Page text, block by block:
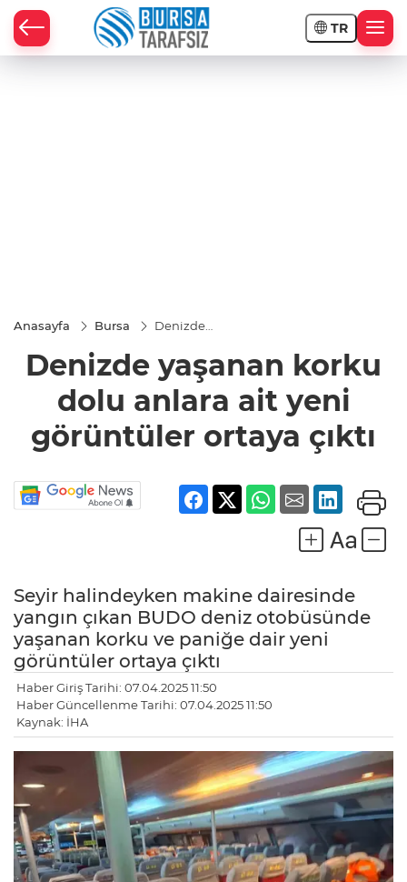
TR
Anasayfa Bursa
Denizde
anlara ait
yeni
görüntüler
ortaya
çıktı
Denizde yaşanan korku
dolu anlara ait yeni
görüntüler ortaya çıktı
Seyir halindeyken makine dairesinde
yangın çıkan BUDO deniz otobüsünde
yaşanan korku ve paniğe dair yeni
görüntüler ortaya çıktı
Haber Giriş Tarihi: 07.04.2025 11:50
Haber Güncellenme Tarihi: 07.04.2025 11:50
Kaynak: İHA